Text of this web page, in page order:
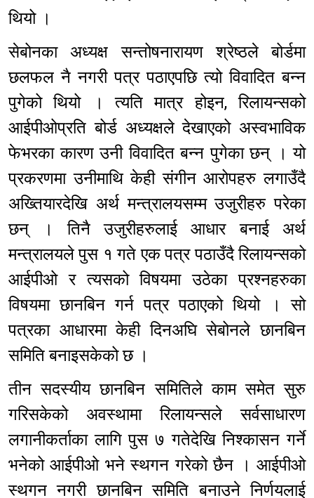
थियो ।
सेबोनका अध्यक्ष सन्तोषनारायण श्रेष्ठले बोर्डमा
छलफल नै नगरी पत्र पठाएपछि त्यो विवादित बन्न
पुगेको थियो । त्यति मात्र होइन, रिलायन्सको
आईपीओप्रति बोर्ड अध्यक्षले देखाएको अस्वभाविक
फेभरका कारण उनी विवादित बन्न पुगेका छन् । यो
प्रकरणमा उनीमाथि केही संगीन आरोपहरु लगाउँदै
अख्तियारदेखि अर्थ मन्त्रालयसम्म उजुरीहरु परेका
छन् । तिनै उजुरीहरुलाई आधार बनाई अर्थ
मन्त्रालयले पुस १ गते एक पत्र पठाउँदै रिलायन्सको
आईपीओ र त्यसको विषयमा उठेका प्रश्नहरुका
विषयमा छानबिन गर्न पत्र पठाएको थियो । सो
पत्रका आधारमा केही दिनअघि सेबोनले छानबिन
समिति बनाइसकेको छ ।
तीन सदस्यीय छानबिन समितिले काम समेत सुरु
गरिसकेको अवस्थामा रिलायन्सले सर्वसाधारण
लगानीकर्ताका लागि पुस ७ गतेदेखि निश्कासन गर्ने
भनेको आईपीओ भने स्थगन गरेको छैन । आईपीओ
स्थगन नगरी छानबिन समिति बनाउने निर्णयलाई